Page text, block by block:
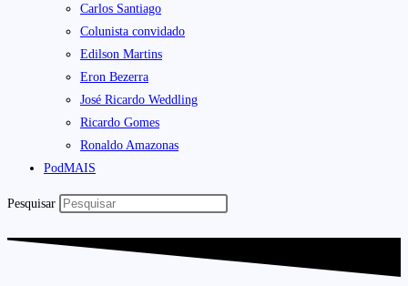
Carlos Santiago
Colunista convidado
Edilson Martins
Eron Bezerra
José Ricardo Weddling
Ricardo Gomes
Ronaldo Amazonas
PodMAIS
Pesquisar